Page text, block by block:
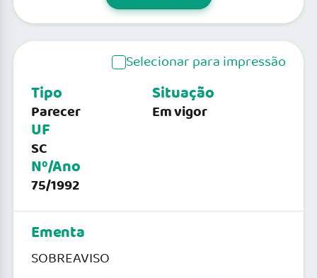
Selecionar para impressão
Tipo
Parecer
UF
SC
Nº/Ano
75/1992
Situação
Em vigor
Ementa
SOBREAVISO